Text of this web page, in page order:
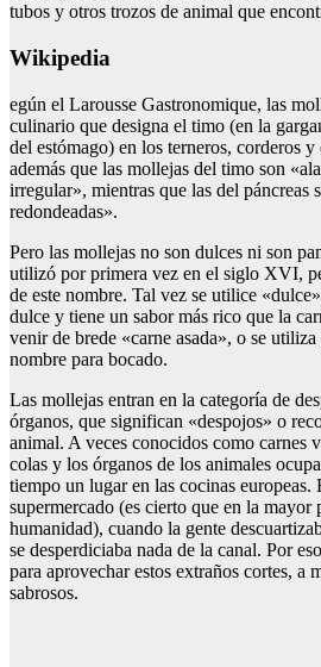
tubos y otros trozos de animal que
Wikipedia
egún el Larousse Gastronomique, las
culinario que designa el timo (en la
del estómago) en los terneros, corderos
además que las mollejas del timo son
irregular», mientras que las del páncreas
redondeadas».
Pero las mollejas no son dulces ni son
utilizó por primera vez en el siglo XVI,
de este nombre. Tal vez se utilice
dulce y tiene un sabor más rico que la
venir de brede «carne asada», o se
nombre para bocado.
Las mollejas entran en la categoría de
órganos, que significan «despojos» o
animal. A veces conocidos como carnes
colas y los órganos de los animales
tiempo un lugar en las cocinas europeas.
supermercado (es cierto que en la mayor
humanidad), cuando la gente
se desperdiciaba nada de la canal. Por
para aprovechar estos extraños cortes, a
sabrosos.